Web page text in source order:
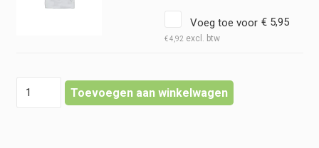
Voeg toe voor € 5,95
€4,92
Naaldvoerder
Toevoegen aan winkelwagen